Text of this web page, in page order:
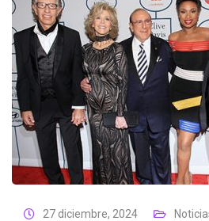
27 diciembre, 2024